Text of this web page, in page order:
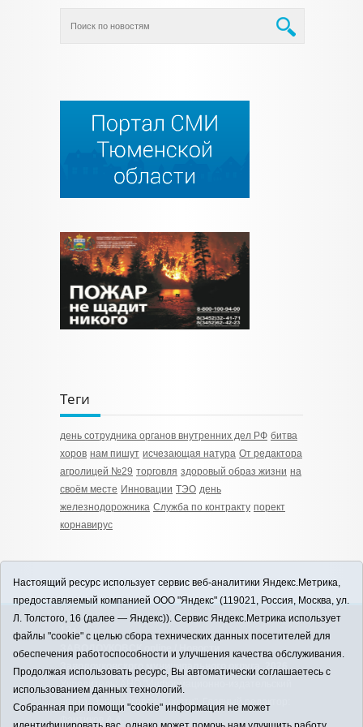
Теги
день сотрудника органов внутренних дел РФ битва
хоров нам пишут исчезающая натура От редактора
агролицей №29 торговля здоровый образ жизни на
своём месте Инновации ТЭО день
железнодорожника Служба по контракту порект
корнавирус
12+
ЗАВОДОУКОВСК online / Новости
Заводоуковского муниципального округа, 2026
Учредитель: АНО "Информационно-издательский
центр "Заводоуковские вести". Главный редактор:
Настоящий ресурс использует сервис веб-аналитики Яндекс.Метрика,
предоставляемый компанией ООО "Яндекс" (119021, Россия, Москва, ул.
Л. Толстого, 16 (далее — Яндекс)). Сервис Яндекс.Метрика использует
файлы "cookie" с целью сбора технических данных посетителей для
обеспечения работоспособности и улучшения качества обслуживания.
Продолжая использовать ресурс, Вы автоматически соглашаетесь с
использованием данных технологий.
Собранная при помощи "cookie" информация не может